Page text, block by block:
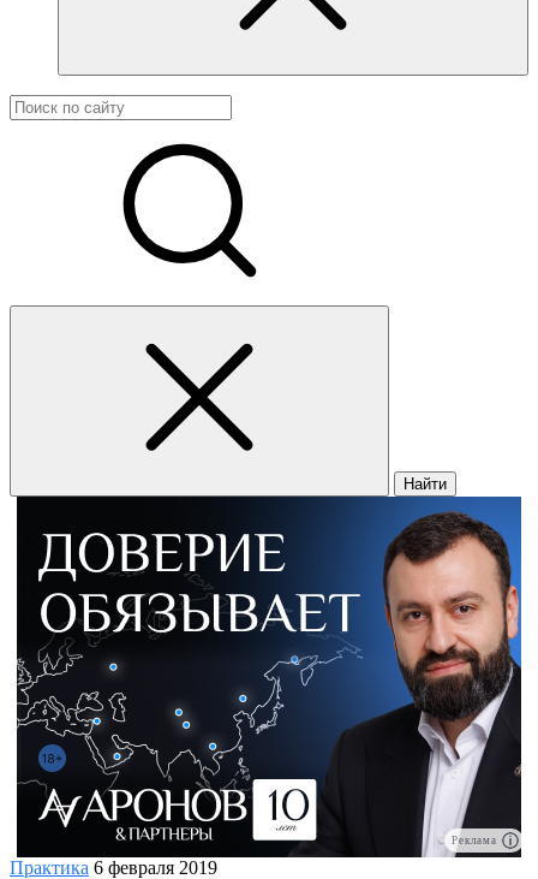
Найти
Реклама
Практика 6 февраля 2019